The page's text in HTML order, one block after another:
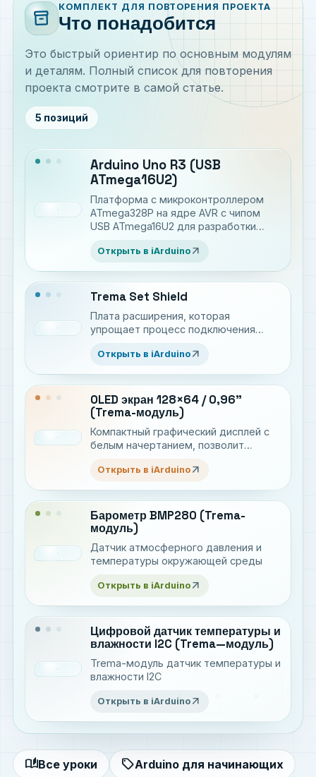
inventory_2
КОМПЛЕКТ ДЛЯ ПОВТОРЕНИЯ ПРОЕКТА
Что понадобится
Это быстрый ориентир по основным модулям
и деталям. Полный список для повторения
проекта смотрите в самой статье.
5 позиций
Arduino Uno R3 (USB
ATmega16U2)
Платформа c микроконтроллером
ATmega328P на ядре AVR с чипом
USB ATmega16U2 для разработки
Открыть в iArduino arrow_outward
Trema Set Shield
Плата расширения, которая
упрощает процесс подключения
Открыть в iArduino arrow_outward
OLED экран 128×64 / 0,96”
(Trema-модуль)
Компактный графический дисплей с
белым начертанием, позволит
символы
Открыть в iArduino arrow_outward
Барометр BMP280 (Trema-
модуль)
Датчик атмосферного давления и
температуры окружающей среды
Открыть в iArduino arrow_outward
Цифровой датчик температуры и
влажности I2C (Trema—модуль)
Trema-модуль датчик температуры и
влажности I2C
Открыть в iArduino arrow_outward
auto_storiesВсе уроки sellArduino для начинающих